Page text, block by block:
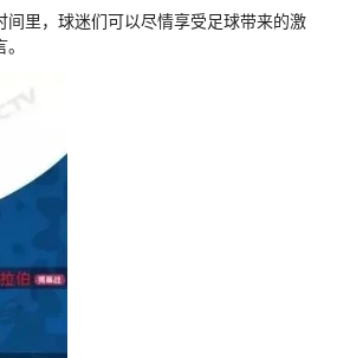
里，球迷们可以尽情享受足球带来的激